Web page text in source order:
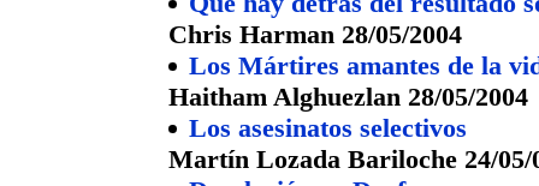
Chris Harman 28/05/2004
Los Mártires amantes de la
Haitham Alghuezlan 28/05/2004
Los asesinatos selectivos
Martín Lozada Bariloche 24/05/